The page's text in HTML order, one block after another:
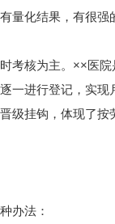
量化结果，有很
考核为主。××医
一进行登记，实
级挂钩，体现了按
办法：